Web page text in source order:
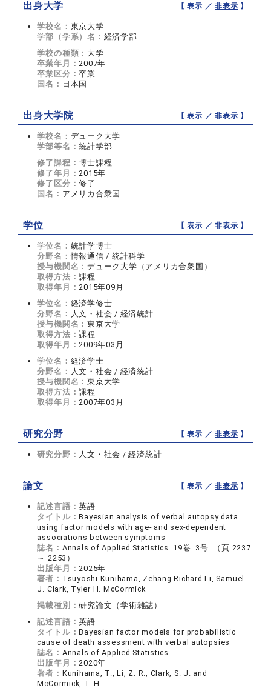
出身大学 【 表示 ／非表示 】
学校名： 東京大学
学部（学系）名： 経済学部
学校の種類： 大学
卒業年月：2007年
卒業区分：卒業
国名： 日本国
出身大学院 【 表示 ／非表示 】
学校名： デューク大学
学部等名：統計学部
修了課程：博士課程
修了年月：2015年
修了区分：修了
国名： アメリカ合衆国
学位 【 表示 ／非表示 】
学位名： 統計学博士
分野名：情報通信 / 統計科学
授与機関名：デューク大学（アメリカ合衆国）
取得方法：課程
取得年月：2015年09月
学位名： 経済学修士
分野名： 人文・社会 / 経済統計
授与機関名：東京大学
取得方法：課程
取得年月：2009年03月
学位名： 経済学士
分野名： 人文・社会 / 経済統計
授与機関名：東京大学
取得方法：課程
取得年月：2007年03月
研究分野 【 表示 ／非表示 】
研究分野： 人文・社会 / 経済統計
論文 【 表示 ／非表示 】
記述言語：英語
タイトル：Bayesian analysis of verbal autopsy data
using factor models with age- and sex-dependent
associations between symptoms
誌名： Annals of Applied Statistics 19巻 3号 （頁 2237
～ 2253）
出版年月：2025年
著者： Tsuyoshi Kunihama, Zehang Richard Li, Samuel
J. Clark, Tyler H. McCormick
掲載種別：研究論文（学術雑誌）
記述言語：英語
タイトル：Bayesian factor models for probabilistic
cause of death assessment with verbal autopsies
誌名： Annals of Applied Statistics
出版年月：2020年
著者： Kunihama, T., Li, Z. R., Clark, S. J. and
McCormick, T. H.